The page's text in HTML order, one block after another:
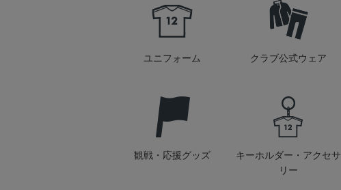
ユニフォーム クラブ公式ウェア
観戦・応援グッズ
キーホルダー・アクセサ
リー